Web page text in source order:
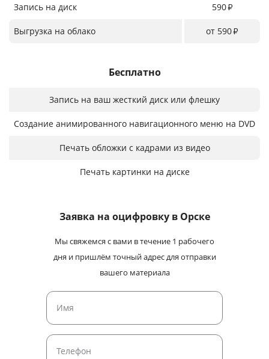
Запись на диск 590₽
Выгрузка на облако от 590₽
Бесплатно
Запись на ваш жесткий диск или флешку
Создание анимированного навигационного меню на DVD
Печать обложки с кадрами из видео
Печать картинки на диске
Заявка на оцифровкув Орске
Мы свяжемся с вами в течение 1 рабочего
дня и пришлём точный адрес для отправки
вашего материала